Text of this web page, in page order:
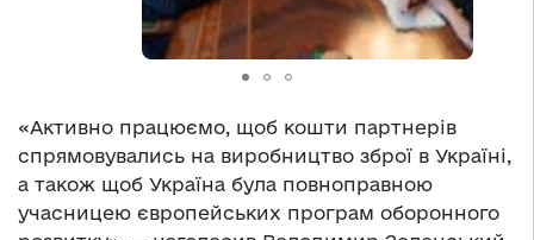
«Активно працюємо, щоб кошти партнерів
спрямовувались на виробництво зброї в Україні,
а також щоб Україна була повноправною
учасницею європейських програм оборонного